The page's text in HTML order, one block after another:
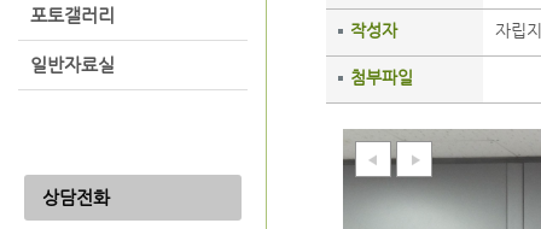
포토갤러리
일반자료실
상담전화
작성자 자립
첨부파일